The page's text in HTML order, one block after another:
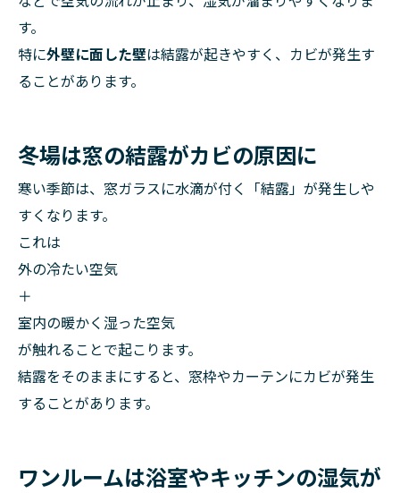
す。
特に外壁に面した壁は結露が起きやすく、カビが発生す
ることがあります。
冬場は窓の結露がカビの原因に
寒い季節は、窓ガラスに水滴が付く「結露」が発生しや
すくなります。
これは
外の冷たい空気
＋
室内の暖かく湿った空気
が触れることで起こります。
結露をそのままにすると、窓枠やカーテンにカビが発生
することがあります。
ワンルームは浴室やキッチンの湿気が